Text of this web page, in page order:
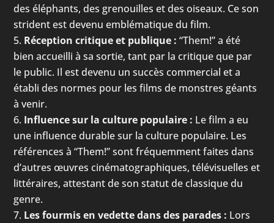
des éléphants, des grenouilles et des oiseaux. Ce son
strident est devenu emblématique du film.
Réception critique et publique : “Them!” a été
bien accueilli à sa sortie, tant par la critique que par
le public. Il est devenu un succès commercial et a
établi des normes pour les films de monstres géants
à venir.
Influence sur la culture populaire : Le film a eu
une influence durable sur la culture populaire. Les
références à “Them!” sont fréquemment faites dans
d’autres œuvres cinématographiques, télévisuelles et
littéraires, attestant de son statut de classique du
genre.
Les fourmis en vedette dans des parades : Lors